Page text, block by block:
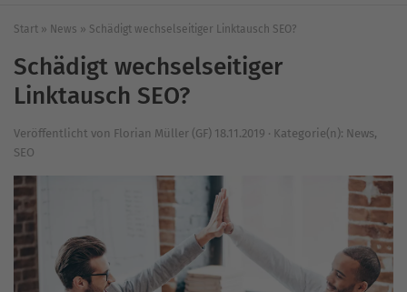
Start » News » Schädigt wechselseitiger Linktausch SEO?
Schädigt wechselseitiger
Linktausch SEO?
Veröffentlicht von Florian Müller (GF) 18.11.2019 · Kategorie(n): News,
SEO